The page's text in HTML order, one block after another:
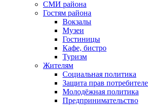
СМИ района
Гостям района
Вокзалы
Музеи
Гостиницы
Кафе, бистро
Туризм
Жителям
Социальная политика
Защита прав
Молодёжная политика
Предпринимательство